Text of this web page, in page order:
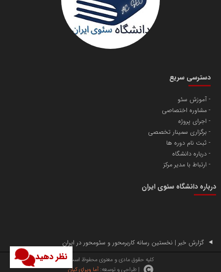
نظر دهید
دانشگاه سئوی ایران
پایگاه اطلاع رسانی اعتلای نهادهای مردمی
آهن و فولاد غدیر ایرانیان
تامین آهن اسفنجی تولیدکنندگان فولاد در کشور
مریم حاج نوروز نظری
مسعودصادقی
دسترسی سریع
آموزش سئو
مشاوره اختصاصی
اجرای پروژه
برگزاری سمینار تخصصی
ثبت نام دوره ها
درباره دانشگاه
ارتباط با مدیر مرکز
درباره دانشگاه سئوی ایران
گزارش خبر | نخستین رسانه کاربرمحور و سئومحور در ایران
کلیه حقوق مادی و معنوی محفوظ است.
| طراحی و توسعه: آما ویرای کیان